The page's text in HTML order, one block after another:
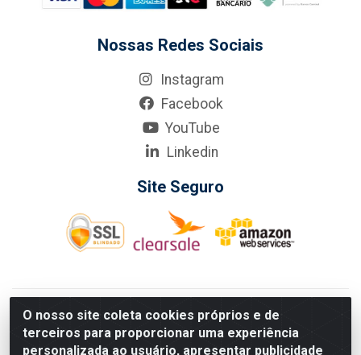
O nosso site coleta cookies próprios e de
terceiros para proporcionar uma experiência
personalizada ao usuário, apresentar publicidade
Nossas Redes Sociais
Instagram
Facebook
YouTube
Linkedin
Site Seguro
KarneKeijo Logistica Integrada LTDA - Rod. Br-101 Sul, nº3700
- Barro, Recife/PE, 50900-400 CNPJ: 24.150.377/0001-95
Estados atendidos pela KarneKeijo: PE, PB e RN.